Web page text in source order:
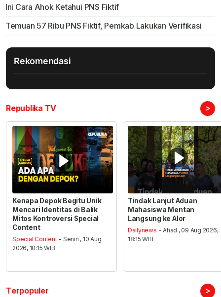
Ini Cara Ahok Ketahui PNS Fiktif
Temuan 57 Ribu PNS Fiktif, Pemkab Lakukan Verifikasi
Rekomendasi
Republika TV >
Kenapa Depok Begitu Unik
Mencari Identitas di Balik
Mitos Kontroversi Special
Content
Special Content - Senin , 10 Aug
2026, 10:15 WIB
Tindak Lanjut Aduan
Mahasiswa Mentan
Langsung ke Alor
Dailynews - Ahad , 09 Aug 2026,
18:15 WIB
Terpopuler >